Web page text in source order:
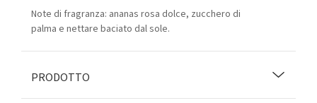
Note di fragranza: ananas rosa dolce, zucchero di
palma e nettare baciato dal sole.
PRODOTTO